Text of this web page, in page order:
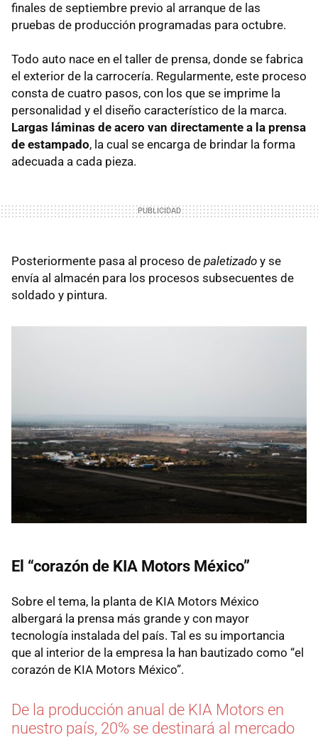
finales de septiembre previo al arranque de las
pruebas de producción programadas para octubre.
Todo auto nace en el taller de prensa, donde se fabrica
el exterior de la carrocería. Regularmente, este proceso
consta de cuatro pasos, con los que se imprime la
personalidad y el diseño característico de la marca.
Largas láminas de acero van directamente a la prensa
de estampado, la cual se encarga de brindar la forma
adecuada a cada pieza.
Posteriormente pasa al proceso de paletizado y se
envía al almacén para los procesos subsecuentes de
soldado y pintura.
El “corazón de KIA Motors México”
Sobre el tema, la planta de KIA Motors México
albergará la prensa más grande y con mayor
tecnología instalada del país. Tal es su importancia
que al interior de la empresa la han bautizado como “el
corazón de KIA Motors México”.
De la producción anual de KIA Motors en
nuestro país, 20% se destinará al mercado